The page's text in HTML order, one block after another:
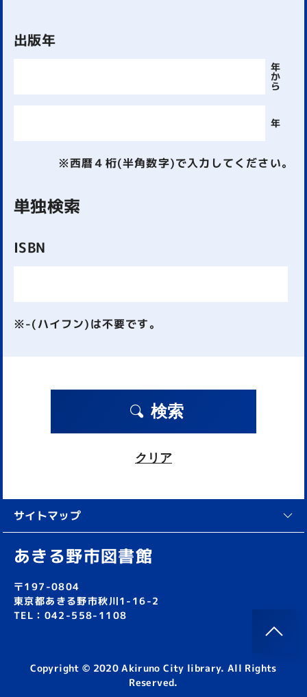
出版年
年
か
ら
年
※西暦４桁(半角数字)で入力してください。
単独検索
ISBN
※-(ハイフン)は不要です。
検索
クリア
サイトマップ
あきる野市図書館
〒197-0804
東京都あきる野市秋川1-16-2
TEL：042-558-1108
Copyright © 2020 Akiruno City library. All Rights
Reserved.